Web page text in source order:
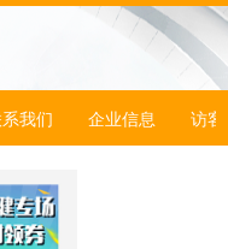
我们 企业信息 访客